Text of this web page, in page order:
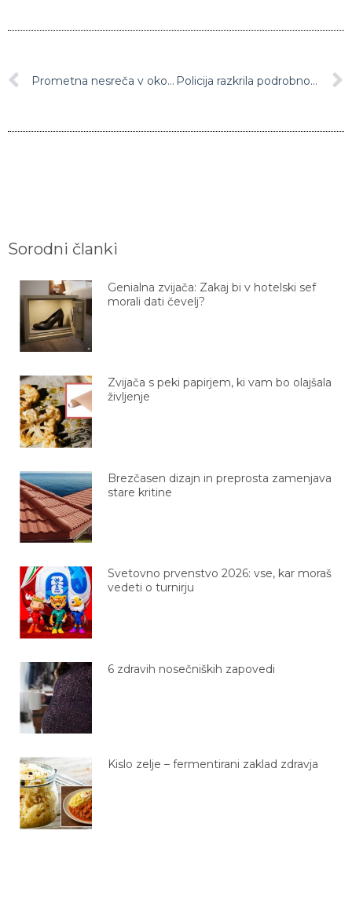
Prometna nesreča v okolici Domžal: čelno trčenje usodno za 28-letnega voznika Policija razkrila podrobnosti o streljanju v ljubljanskem BTC
Sorodni članki
Genialna zvijača: Zakaj bi v hotelski sef
morali dati čevelj?
Zvijača s peki papirjem, ki vam bo olajšala
življenje
Brezčasen dizajn in preprosta zamenjava
stare kritine
Svetovno prvenstvo 2026: vse, kar moraš
vedeti o turnirju
6 zdravih nosečniških zapovedi
Kislo zelje – fermentirani zaklad zdravja